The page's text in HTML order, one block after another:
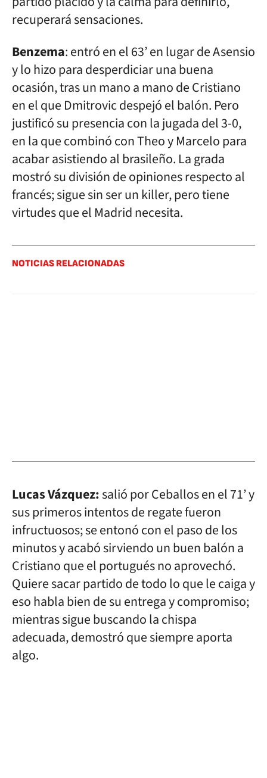
recuperará sensaciones.
Benzema: entró en el 63’ en lugar de Asensio
y lo hizo para desperdiciar una buena
ocasión, tras un mano a mano de Cristiano
en el que Dmitrovic despejó el balón. Pero
justificó su presencia con la jugada del 3-0,
en la que combinó con Theo y Marcelo para
acabar asistiendo al brasileño. La grada
mostró su división de opiniones respecto al
francés; sigue sin ser un killer, pero tiene
virtudes que el Madrid necesita.
NOTICIAS RELACIONADAS
Lucas Vázquez:salió por Ceballos en el 71’ y
sus primeros intentos de regate fueron
infructuosos; se entonó con el paso de los
minutos y acabó sirviendo un buen balón a
Cristiano que el portugués no aprovechó.
Quiere sacar partido de todo lo que le caiga y
eso habla bien de su entrega y compromiso;
mientras sigue buscando la chispa
adecuada, demostró que siempre aporta
algo.